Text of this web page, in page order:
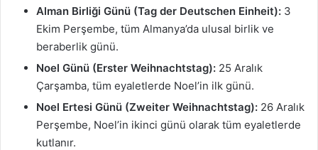
Alman Birliği Günü (Tag der Deutschen Einheit): 3
Ekim Perşembe, tüm Almanya’da ulusal birlik ve
beraberlik günü.
Noel Günü (Erster Weihnachtstag): 25 Aralık
Çarşamba, tüm eyaletlerde Noel’in ilk günü.
Noel Ertesi Günü (Zweiter Weihnachtstag): 26 Aralık
Perşembe, Noel’in ikinci günü olarak tüm eyaletlerde
kutlanır.